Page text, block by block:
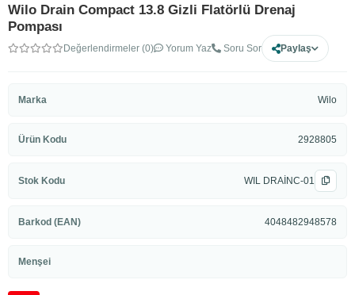
Wilo Drain Compact 13.8 Gizli Flatörlü Drenaj
Pompası
Değerlendirmeler (0) Yorum Yaz Soru Sor Paylaş
Marka Wilo
Ürün Kodu 2928805
Stok Kodu WIL DRAİNC-01
Barkod (EAN) 4048482948578
Menşei